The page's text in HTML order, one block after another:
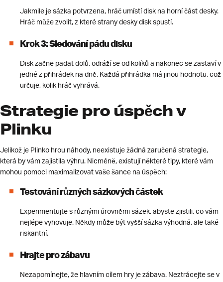
Jakmile je sázka potvrzena, hráč umístí disk na horní část desky.
Hráč může zvolit, z které strany desky disk spustí.
Krok 3: Sledování pádu disku
Disk začne padat dolů, odráží se od kolíků a nakonec se zastaví v
jedné z přihrádek na dně. Každá přihrádka má jinou hodnotu, což
určuje, kolik hráč vyhrává.
Strategie pro úspěch v
Plinku
Jelikož je Plinko hrou náhody, neexistuje žádná zaručená strategie,
která by vám zajistila výhru. Nicméně, existují některé tipy, které vám
mohou pomoci maximalizovat vaše šance na úspěch:
Testování různých sázkových částek
Experimentujte s různými úrovněmi sázek, abyste zjistili, co vám
nejlépe vyhovuje. Někdy může být vyšší sázka výhodná, ale také
riskantní.
Hrajte pro zábavu
Nezapomínejte, že hlavním cílem hry je zábava. Neztrácejte se v